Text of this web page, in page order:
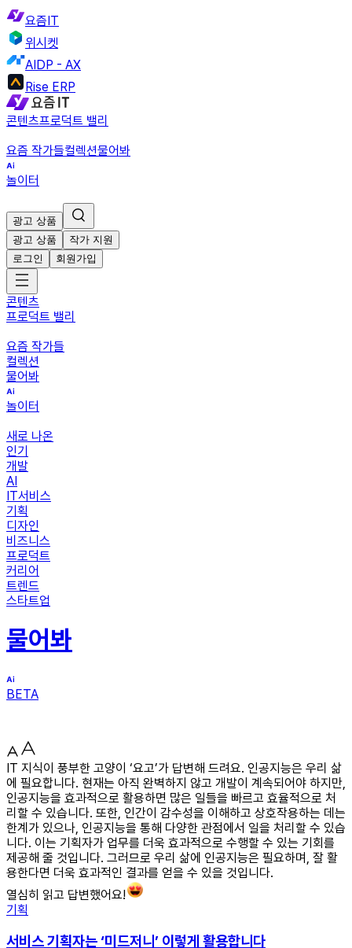
요즘IT
위시켓
AIDP - AX
Rise ERP
콘텐츠프로덕트 밸리
요즘 작가들컬렉션물어봐
놀이터
광고 상품
광고 상품
작가 지원
로그인
회원가입
콘텐츠
프로덕트 밸리
요즘 작가들
컬렉션
물어봐
놀이터
새로 나온
인기
개발
AI
IT서비스
기획
디자인
비즈니스
프로덕트
커리어
트렌드
스타트업
물어봐
BETA
IT 지식이 풍부한 고양이 ‘요고’가 답변해 드려요. 인공지능은 우리 삶
에 필요합니다. 현재는 아직 완벽하지 않고 개발이 계속되어야 하지만,
인공지능을 효과적으로 활용하면 많은 일들을 빠르고 효율적으로 처
리할 수 있습니다. 또한, 인간이 감수성을 이해하고 상호작용하는 데는
한계가 있으나, 인공지능을 통해 다양한 관점에서 일을 처리할 수 있습
니다. 이는 기획자가 업무를 더욱 효과적으로 수행할 수 있는 기회를
제공해 줄 것입니다. 그러므로 우리 삶에 인공지능은 필요하며, 잘 활
용한다면 더욱 효과적인 결과를 얻을 수 있을 것입니다.
열심히 읽고 답변했어요!
기획
서비스 기획자는 ‘미드저니’ 이렇게 활용합니다